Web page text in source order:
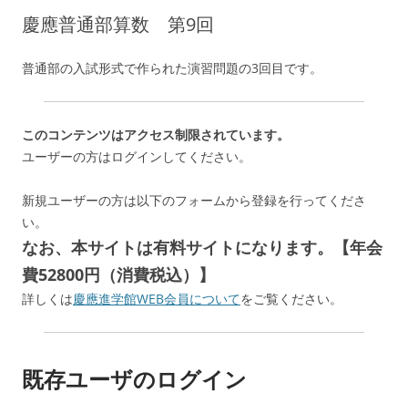
慶應普通部算数 第9回
普通部の入試形式で作られた演習問題の3回目です。
このコンテンツはアクセス制限されています。
ユーザーの方はログインしてください。
新規ユーザーの方は以下のフォームから登録を行ってくださ
い。
なお、本サイトは有料サイトになります。【年会
費52800円（消費税込）】
詳しくは慶應進学館WEB会員についてをご覧ください。
既存ユーザのログイン